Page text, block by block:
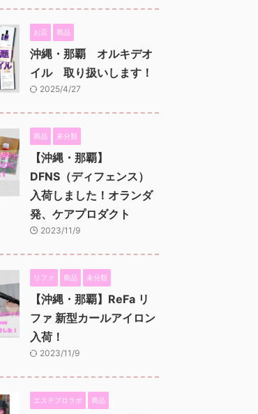
お店 商品
沖縄・那覇 オルキデオ
イル 取り扱いします！
2025/4/27
商品 未分類
【沖縄・那覇】
DFNS（ディフェンス）
入荷しました！オランダ
発、ケアプロダクト
2023/11/9
リファ 商品 未分類
【沖縄・那覇】ReFa リ
ファ 新型カールアイロン
入荷！
2023/11/9
エステプロラボ 商品